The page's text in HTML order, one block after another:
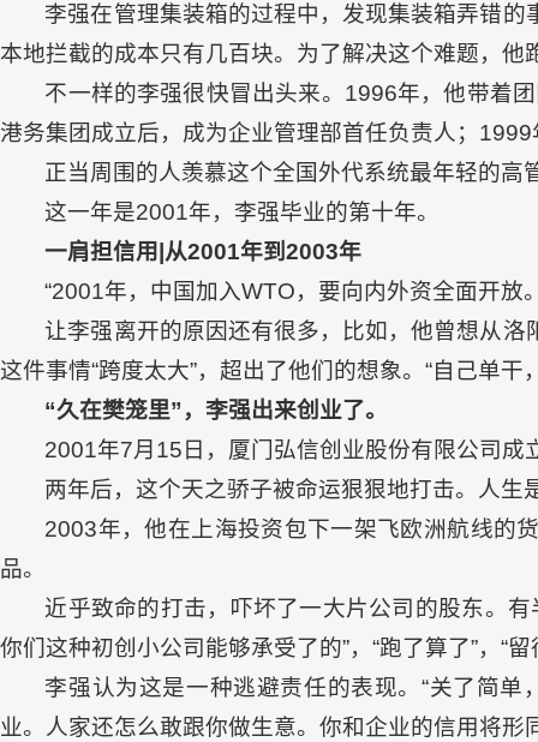
李强在管理集装箱的过程中，发现集装箱弄错
本地拦截的成本只有几百块。为了解决这个难题，
不一样的李强很快冒出头来。1996年，他带着
港务集团成立后，成为企业管理部首任负责人；
正当周围的人羡慕这个全国外代系统最年轻的
这一年是2001年，李强毕业的第十年。
一肩担信用|从2001年到2003年
“2001年，中国加入WTO，要向内外资全面开
让李强离开的原因还有很多，比如，他曾想从
这件事情“跨度太大”，超出了他们的想象。“自己单
“久在樊笼里”，李强出来创业了。
2001年7月15日，厦门弘信创业股份有限公司
两年后，这个天之骄子被命运狠狠地打击。人
2003年，他在上海投资包下一架飞欧洲航线的
品。
近乎致命的打击，吓坏了一大片公司的股东。
你们这种初创小公司能够承受了的”，“跑了算了”，“
李强认为这是一种逃避责任的表现。“关了简
业。人家还怎么敢跟你做生意。你和企业的信用将形